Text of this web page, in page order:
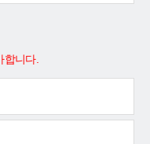
합니다.